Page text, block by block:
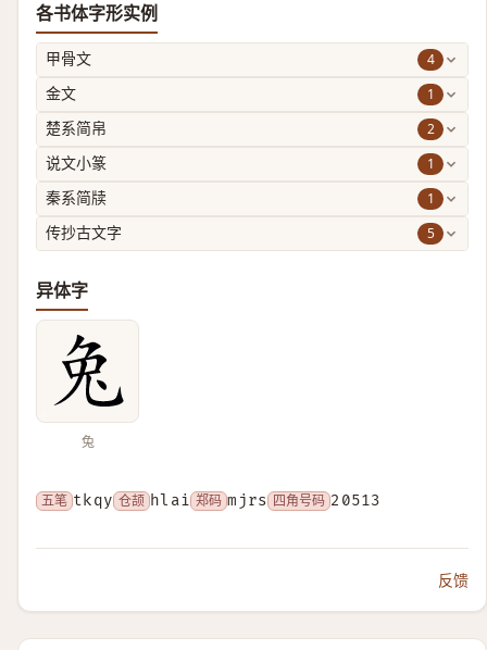
各书体字形实例
甲骨文 4
金文 1
楚系简帛 2
说文小篆 1
秦系简牍 1
传抄古文字 5
异体字
兔
五笔 tkqy 仓颉 hlai 郑码 mjrs 四角号码 20513
反馈